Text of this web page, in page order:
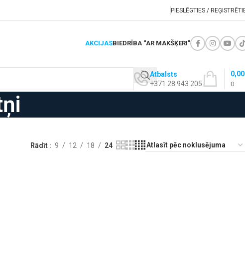
PIESLĒGTIES /
AKCIJASBIEDRĪBA “AR MAKŠĶERI”
Atbalsts
+371 28 943 205
0
Rādīt 9 12 18 24